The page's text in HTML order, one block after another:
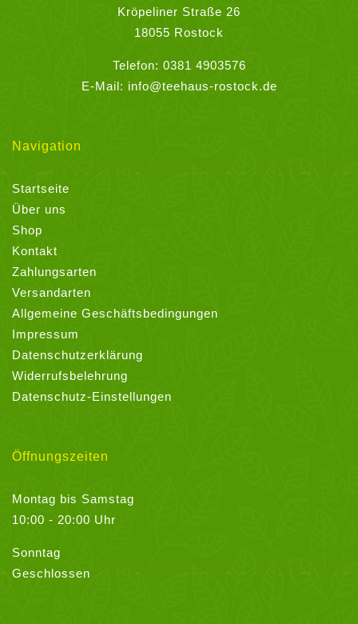
gewählt
werden
Kröpeliner Straße 26
18055 Rostock
Telefon: 0381 4903576
E-Mail: info@teehaus-rostock.de
Navigation
Startseite
Über uns
Shop
Kontakt
Zahlungsarten
Versandarten
Allgemeine Geschäftsbedingungen
Impressum
Datenschutzerklärung
Widerrufsbelehrung
Datenschutz-Einstellungen
Öffnungszeiten
Montag bis Samstag
10:00 - 20:00 Uhr
Sonntag
Geschlossen